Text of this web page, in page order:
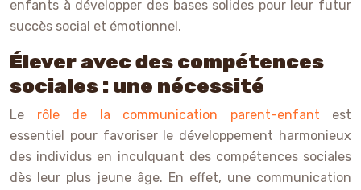
enfants à développer des bases solides pour leur futur
succès social et émotionnel.
Élever avec des compétences
sociales : une nécessité
Le rôle de la communication parent-enfant est
essentiel pour favoriser le développement harmonieux
des individus en inculquant des compétences sociales
dès leur plus jeune âge. En effet, une communication